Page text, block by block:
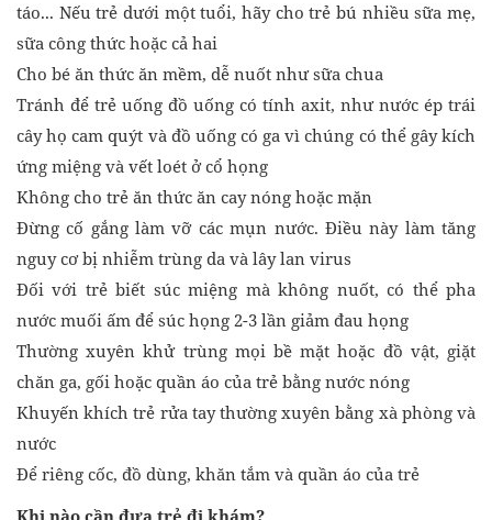
táo... Nếu trẻ dưới một tuổi, hãy cho trẻ bú nhiều sữa mẹ,
sữa công thức hoặc cả hai
Cho bé ăn thức ăn mềm, dễ nuốt như sữa chua
Tránh để trẻ uống đồ uống có tính axit, như nước ép trái
cây họ cam quýt và đồ uống có ga vì chúng có thể gây kích
ứng miệng và vết loét ở cổ họng
Không cho trẻ ăn thức ăn cay nóng hoặc mặn
Đừng cố gắng làm vỡ các mụn nước. Điều này làm tăng
nguy cơ bị nhiễm trùng da và lây lan virus
Đối với trẻ biết súc miệng mà không nuốt, có thể pha
nước muối ấm để súc họng 2-3 lần giảm đau họng
Thường xuyên khử trùng mọi bề mặt hoặc đồ vật, giặt
chăn ga, gối hoặc quần áo của trẻ bằng nước nóng
Khuyến khích trẻ rửa tay thường xuyên bằng xà phòng và
nước
Để riêng cốc, đồ dùng, khăn tắm và quần áo của trẻ
Khi nào cần đưa trẻ đi khám?